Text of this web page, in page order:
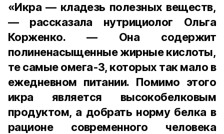
«Икра — кладезь полезных веществ,
— рассказала нутрициолог Ольга
Корженко. — Она содержит
полиненасыщенные жирные кислоты,
те самые омега-3, которых так мало в
ежедневном питании. Помимо этого
икра является высокобелковым
продуктом, а добрать норму белка в
рационе современного человека